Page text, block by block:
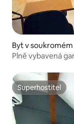
Byt v
mbursko
Plně vybavená
Superhostitel
Superhostitel